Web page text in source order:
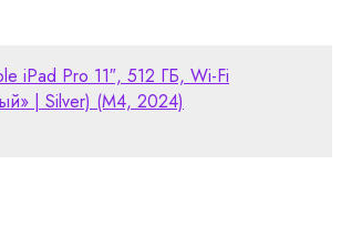
iPad Pro 11″, 512 ГБ, Wi-Fi
| Silver) (M4, 2024)